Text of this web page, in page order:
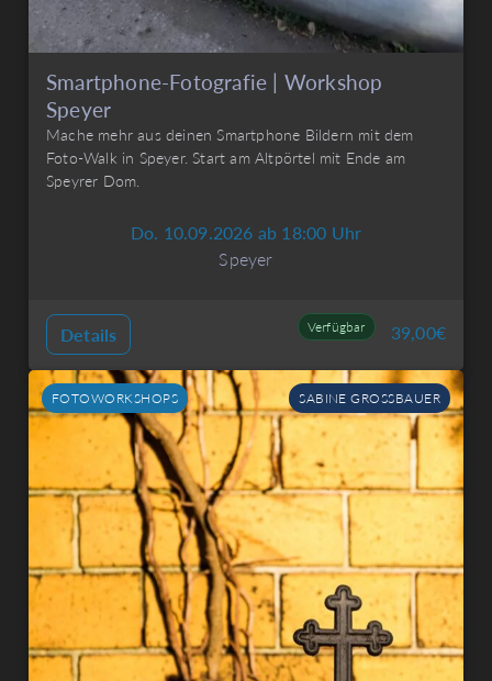
Smartphone-Fotografie | Workshop
Speyer
Mache mehr aus deinen Smartphone Bildern mit dem
Foto-Walk in Speyer. Start am Altpörtel mit Ende am
Speyrer Dom.
Do. 10.09.2026 ab 18:00 Uhr
Speyer
Details Verfügbar 39,00€
FOTOWORKSHOPS SABINE GROSSBAUER